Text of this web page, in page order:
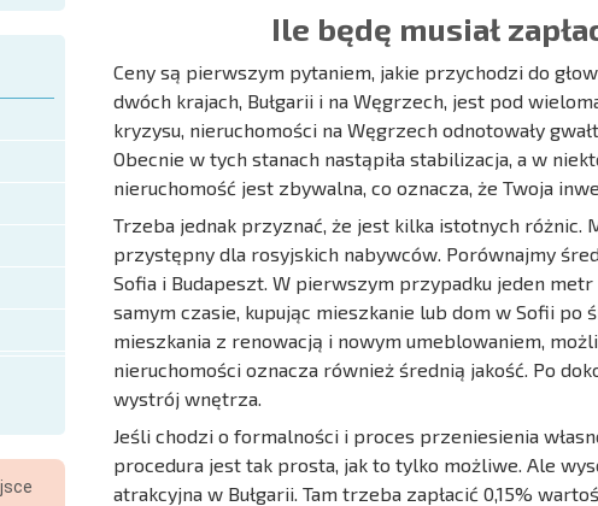
Ile będę musiał
Ceny są pierwszym pytaniem, jakie przychodzi do
dwóch krajach, Bułgarii i na Węgrzech, jest pod
kryzysu, nieruchomości na Węgrzech odnotowały
Obecnie w tych stanach nastąpiła stabilizacja, a w
nieruchomość jest zbywalna, co oznacza, że Twoja
Trzeba jednak przyznać, że jest kilka istotnych różnic.
przystępny dla rosyjskich nabywców. Porównajmy
Sofia i Budapeszt. W pierwszym przypadku jeden
samym czasie, kupując mieszkanie lub dom w Sofii po
mieszkania z renowacją i nowym umeblowaniem,
nieruchomości oznacza również średnią jakość. Po
wystrój wnętrza.
Jeśli chodzi o formalności i proces przeniesienia
procedura jest tak prosta, jak to tylko możliwe. Ale
atrakcyjna w Bułgarii. Tam trzeba zapłacić 0,15%